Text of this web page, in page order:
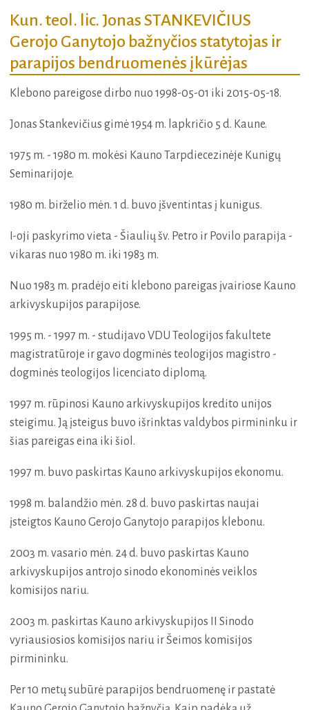
Kun. teol. lic. Jonas STANKEVIČIUS
Gerojo Ganytojo bažnyčios statytojas ir
parapijos bendruomenės įkūrėjas
Klebono pareigose dirbo nuo 1998-05-01 iki 2015-05-18.
Jonas Stankevičius gimė 1954 m. lapkričio 5 d. Kaune.
1975 m. - 1980 m. mokėsi Kauno Tarpdiecezinėje Kunigų
Seminarijoje.
1980 m. birželio mėn. 1 d. buvo įšventintas į kunigus.
I-oji paskyrimo vieta - Šiaulių šv. Petro ir Povilo parapija -
vikaras nuo 1980 m. iki 1983 m.
Nuo 1983 m. pradėjo eiti klebono pareigas įvairiose Kauno
arkivyskupijos parapijose.
1995 m. - 1997 m. - studijavo VDU Teologijos fakultete
magistratūroje ir gavo dogminės teologijos magistro -
dogminės teologijos licenciato diplomą.
1997 m. rūpinosi Kauno arkivyskupijos kredito unijos
steigimu. Ją įsteigus buvo išrinktas valdybos pirmininku ir
šias pareigas eina iki šiol.
1997 m. buvo paskirtas Kauno arkivyskupijos ekonomu.
1998 m. balandžio mėn. 28 d. buvo paskirtas naujai
įsteigtos Kauno Gerojo Ganytojo parapijos klebonu.
2003 m. vasario mėn. 24 d. buvo paskirtas Kauno
arkivyskupijos antrojo sinodo ekonominės veiklos
komisijos nariu.
2003 m. paskirtas Kauno arkivyskupijos II Sinodo
vyriausiosios komisijos nariu ir Šeimos komisijos
pirmininku.
Per 10 metų subūrė parapijos bendruomenę ir pastatė